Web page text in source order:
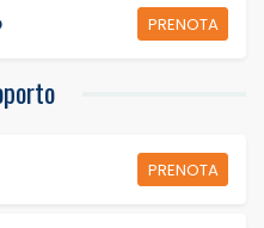
PRENOTA
PRENOTA